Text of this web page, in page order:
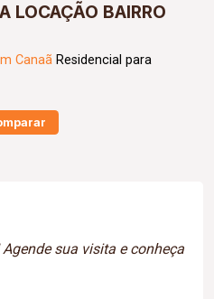
LOCAÇÃO BAIRRO
Canaã Residencial para
sua visita e conheça